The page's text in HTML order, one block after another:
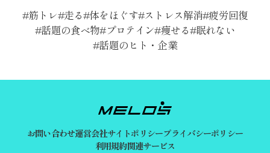
筋トレ 走る 体をほぐす ストレス解消 疲労回復
話題の食べ物 プロテイン 痩せる 眠れない
話題のヒト・企業
お問い合わせ運営会社サイトポリシープライバシーポリシー
利用規約関連サービス